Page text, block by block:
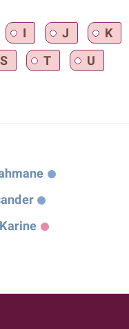
I J
K
S T
U